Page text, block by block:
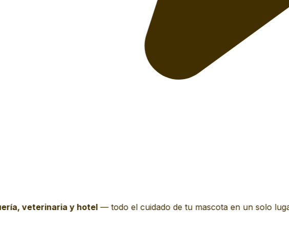
veterinaria y hotel—todo el cuidado de tu mascota en un solo lugar